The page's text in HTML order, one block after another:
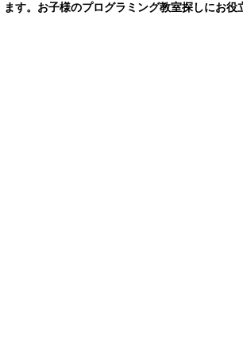
ます。お子様のプログラミング教室探しにお役